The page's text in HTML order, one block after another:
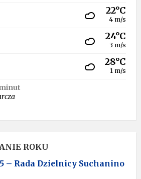
22°C
4 m/s
24°C
3 m/s
28°C
1 m/s
ROKU
– Rada Dzielnicy Suchanino